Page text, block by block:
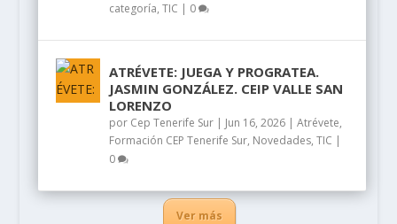
categoría, TIC | 0
ATRÉVETE: JUEGA Y PROGRATEA.
JASMIN GONZÁLEZ. CEIP VALLE SAN
LORENZO
por Cep Tenerife Sur| Jun 16, 2026| Atrévete,
Formación CEP Tenerife Sur, Novedades, TIC |
0
Ver más